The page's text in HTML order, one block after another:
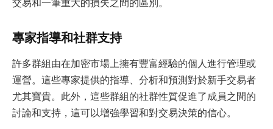
專家指導和社群支持
許多群組由在加密市場上擁有豐富經驗的個人進行管理或
運營。這些專家提供的指導、分析和預測對於新手交易者
尤其寶貴。此外，這些群組的社群性質促進了成員之間的
討論和支持，這可以增強學習和對交易決策的信心。